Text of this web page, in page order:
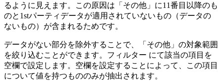
るように見えます。この原因は「その他」に11番目以降のも
のと1stパーティデータが適用されていないもの（データの
ないもの）が含まれるためです。
データがない部分を除外することで、「その他」の対象範囲
を絞り込むことができます。フィルター にて該当の項目を
空欄で設定します。空欄を設定することによって、この項目
について値を持つもののみが抽出されます。